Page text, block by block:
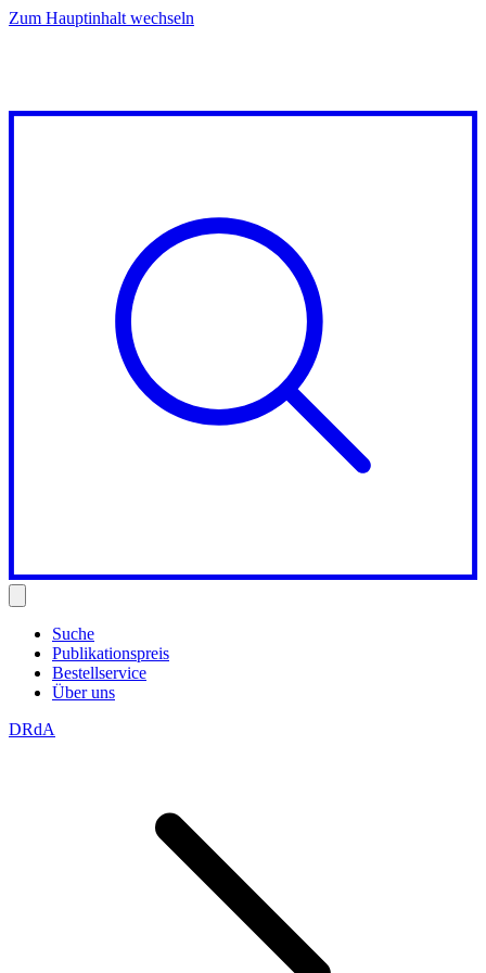
Zum Hauptinhalt wechseln
Suche
Publikationspreis
Bestellservice
Über uns
DRdA